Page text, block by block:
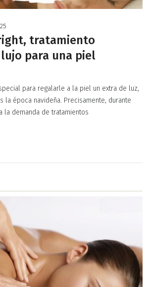
tratamiento
para una piel
para regalarle a la piel un extra de luz,
la época navideña. Precisamente, durante
la demanda de tratamientos